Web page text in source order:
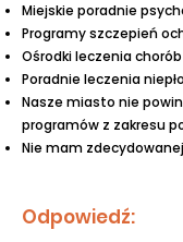
Miejskie poradnie
Programy szczepień
Ośrodki leczenia
Poradnie leczenia
Nasze miasto nie
programów z zakresu
Nie mam
Odpowiedź: